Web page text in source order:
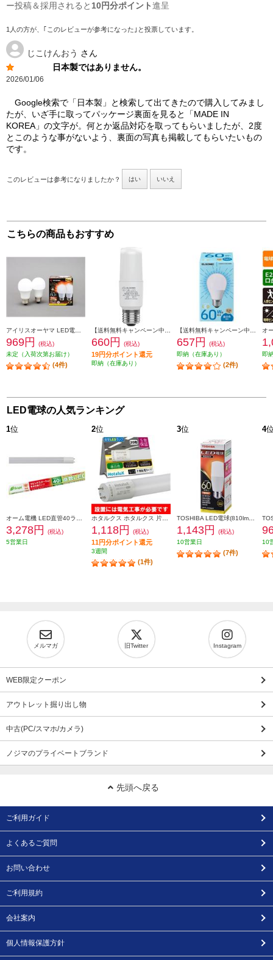
ー投稿＆採用されると 10円分ポイント進呈
1人の方が、｢このレビューが参考になった｣と投票しています。
じこけんおう さん
日本製ではありません。
2026/01/06
Google検索で「日本製」と検索して出てきたので購入してみまし
たが、いざ手に取ってパッケージ裏面を見ると「MADE IN
KOREA」の文字が。何とか返品対応を取ってもらいましたが、2度
とこのような事がないよう、裏面の写真も掲載してもらいたいもの
です。
このレビューは参考になりましたか？ はい いいえ
こちらの商品もおすすめ
969円
(税込)
未定（入荷次第お届け）
(4件)
660円 (税込)
19円分ポイント還元
即納（在庫あり）
657円
(税込)
即納（在庫あり）
(2件)
即
LED電球の人気ランキング
1位
3,278円
(税込)
5営業日
2位
1,118円 (税込)
11円分ポイント還元
3週間
(1件)
3位
1,143円
(税込)
10営業日
(7件)
4
10
メルマガ 旧Twitter Instagram
WEB限定クーポン
アウトレット掘り出し物
中古(PC/スマホ/カメラ)
ノジマのプライベートブランド
先頭へ戻る
ご利用ガイド
よくあるご質問
お問い合わせ
ご利用規約
会社案内
個人情報保護方針